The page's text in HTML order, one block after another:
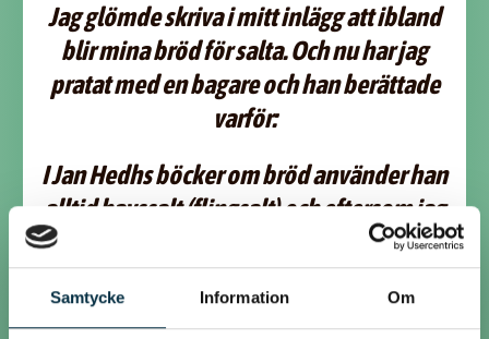
Samtycke Information Om
Jag glömde skriva i mitt inlägg att ibland
blir mina bröd för salta. Och nu har jag
pratat med en bagare och han berättade
varför:
I Jan Hedhs böcker om bröd använder han
alltid havssalt (flingsalt) och eftersom jag
inte köper sådant så tar jag alltid vanligt
salt. Men det är tydligen så att flingsalt är
mycket mildare sälta än vanligt bordssalt